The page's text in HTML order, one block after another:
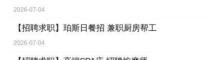
2026-07-04
【招聘求职】 珀斯日餐招 兼职厨房帮工
2026-07-04